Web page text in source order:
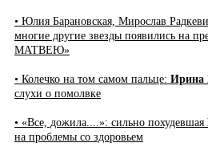
• Юлия Барановская, Мирослав
многие другие звезды появились на
МАТВЕЮ»
• Колечко на том самом пальце: Ирина
слухи о помолвке
• «Все, дожила....»: сильно похудевшая
на проблемы со здоровьем